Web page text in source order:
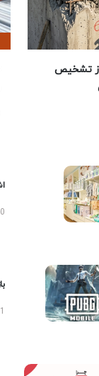
تشخیص
13
20 تیر 1405